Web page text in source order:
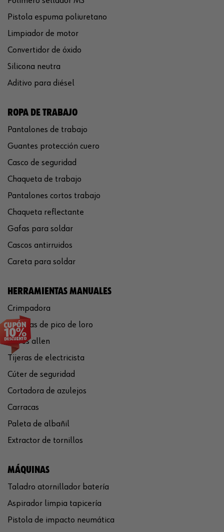
Pistola espuma poliuretano
Limpiador de motor
Convertidor de óxido
Silicona neutra
Aditivo para diésel
ROPA DE TRABAJO
Pantalones de trabajo
Guantes protección cuero
Casco de seguridad
Chaqueta de trabajo
Pantalones cortos trabajo
Chaqueta reflectante
Gafas para soldar
Cascos antirruidos
Careta para soldar
HERRAMIENTAS MANUALES
Crimpadora
Tenazas de pico de loro
Llaves allen
Tijeras de electricista
Cúter de seguridad
Cortadora de azulejos
Carracas
Paleta de albañil
Extractor de tornillos
MÁQUINAS
Taladro atornillador batería
Aspirador limpia tapicería
Pistola de impacto neumática